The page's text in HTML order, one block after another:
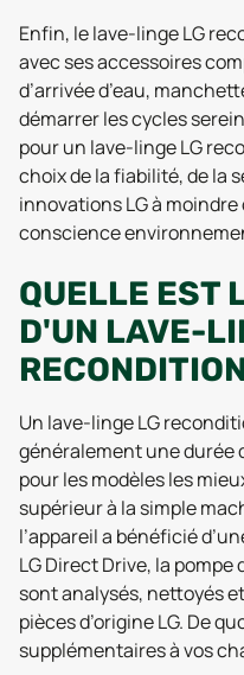
Enfin, le lave-linge LG
avec ses accessoires
d’arrivée d’eau,
démarrer les cycles
pour un lave-linge LG
choix de la fiabilité, de la
innovations LG à
conscience
QUELLE EST
D'UN LAVE-
Un lave-linge LG
généralement une durée
pour les modèles les
supérieur à la simple
l’appareil a bénéficié
LG Direct Drive, la
sont analysés, nettoyés
pièces d’origine LG. De
supplémentaires à vos